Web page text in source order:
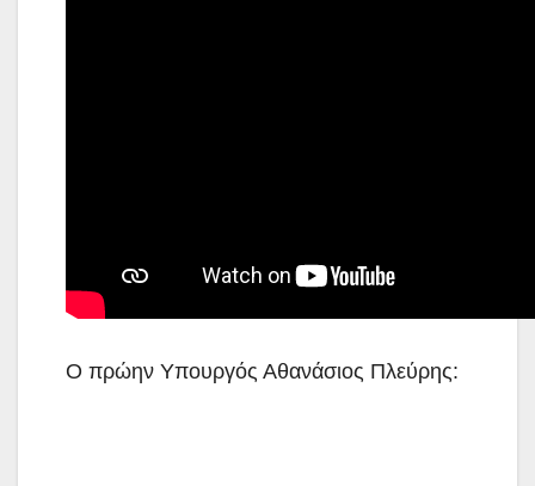
Ο πρώην Υπουργός Αθανάσιος Πλεύρης: